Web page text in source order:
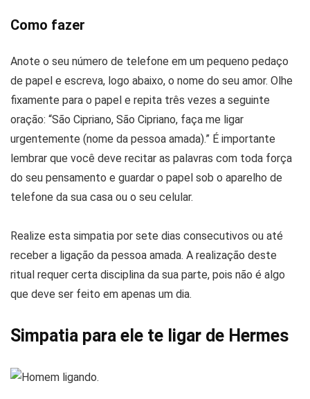
Como fazer
Anote o seu número de telefone em um pequeno pedaço
de papel e escreva, logo abaixo, o nome do seu amor. Olhe
fixamente para o papel e repita três vezes a seguinte
oração: “São Cipriano, São Cipriano, faça me ligar
urgentemente (nome da pessoa amada).” É importante
lembrar que você deve recitar as palavras com toda força
do seu pensamento e guardar o papel sob o aparelho de
telefone da sua casa ou o seu celular.
Realize esta simpatia por sete dias consecutivos ou até
receber a ligação da pessoa amada. A realização deste
ritual requer certa disciplina da sua parte, pois não é algo
que deve ser feito em apenas um dia.
Simpatia para ele te ligar de Hermes